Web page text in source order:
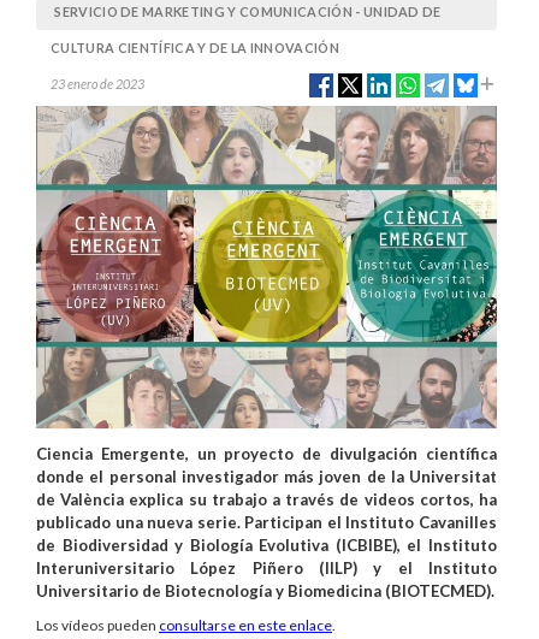
SERVICIO DE MARKETING Y COMUNICACIÓN - UNIDAD DE
CULTURA CIENTÍFICA Y DE LA INNOVACIÓN
23 enero de 2023
Ciencia Emergente, un proyecto de divulgación científica
donde el personal investigador más joven de la Universitat
de València explica su trabajo a través de videos cortos, ha
publicado una nueva serie. Participan el Instituto Cavanilles
de Biodiversidad y Biología Evolutiva (ICBIBE), el Instituto
Interuniversitario López Piñero (IILP) y el Instituto
Universitario de Biotecnología y Biomedicina (BIOTECMED).
Los vídeos pueden consultarse en este enlace.